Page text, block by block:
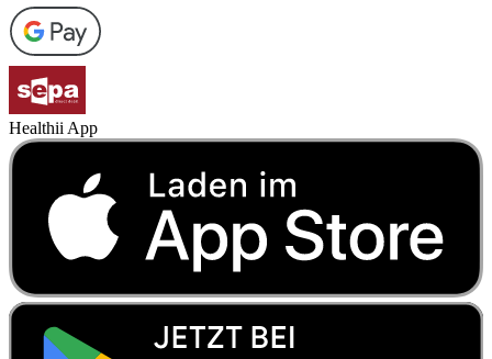
Healthii App